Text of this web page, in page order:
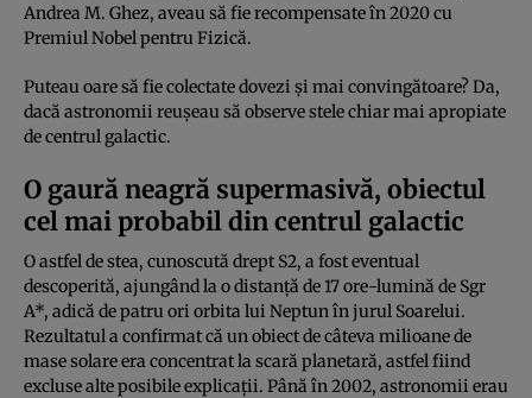
Andrea M. Ghez, aveau să fie recompensate în 2020 cu
Premiul Nobel pentru Fizică.
Puteau oare să fie colectate dovezi și mai convingătoare? Da,
dacă astronomii reușeau să observe stele chiar mai apropiate
de centrul galactic.
O gaură neagră supermasivă, obiectul
cel mai probabil din centrul galactic
O astfel de stea, cunoscută drept S2, a fost eventual
descoperită, ajungând la o distanță de 17 ore-lumină de Sgr
A*, adică de patru ori orbita lui Neptun în jurul Soarelui.
Rezultatul a confirmat că un obiect de câteva milioane de
mase solare era concentrat la scară planetară, astfel fiind
excluse alte posibile explicații. Până în 2002, astronomii erau